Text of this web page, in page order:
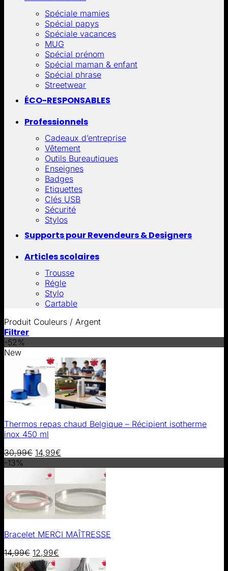
Spéciale mamies
Spécial papys
Spéciale vacances
MUG
Spécial prénom
Spécial maman & enfant
Spécial phrase
Streetwear
ÉCO-RESPONSABLES
Professionnels
Cadeaux d’entreprise
Vêtement
Outils Bureautiques
Enseignes
Badges
Etiquettes
Clés USB
Sécurité
Stylos
Supports pour Revendeurs & Designers
Articles scolaires
Trousse
Régle
Stylo
Cartable
Produit Couleurs / Argent
Filtrer
-52%
New
Thermos repas chaud Belgique – Récipient isotherme
inox 450 ml
30,99€ 14,99€
-13%
Bracelet MERCI MAÎTRESSE
14,99€ 12,99€